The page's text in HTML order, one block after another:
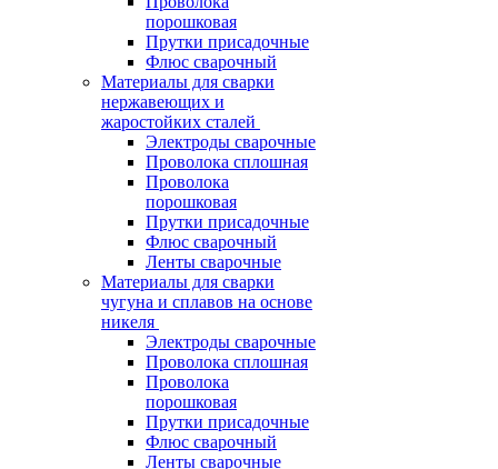
порошковая
Прутки присадочные
Флюс сварочный
Материалы для сварки
нержавеющих и
жаростойких сталей
Электроды сварочные
Проволока сплошная
Проволока
порошковая
Прутки присадочные
Флюс сварочный
Ленты сварочные
Материалы для сварки
чугуна и сплавов на основе
никеля
Электроды сварочные
Проволока сплошная
Проволока
порошковая
Прутки присадочные
Флюс сварочный
Ленты сварочные